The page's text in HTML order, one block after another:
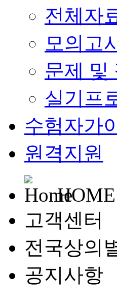
전체자
모의고
문제 및
실기프
수험자가
원격지원
HOME
고객센터
전국상의
공지사항